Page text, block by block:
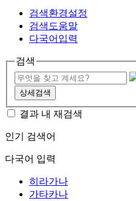
검색환경설정
검색도움말
다국어입력
검색
상세검색
결과 내 재검색
인기 검색어
다국어 입력
히라가나
가타카나